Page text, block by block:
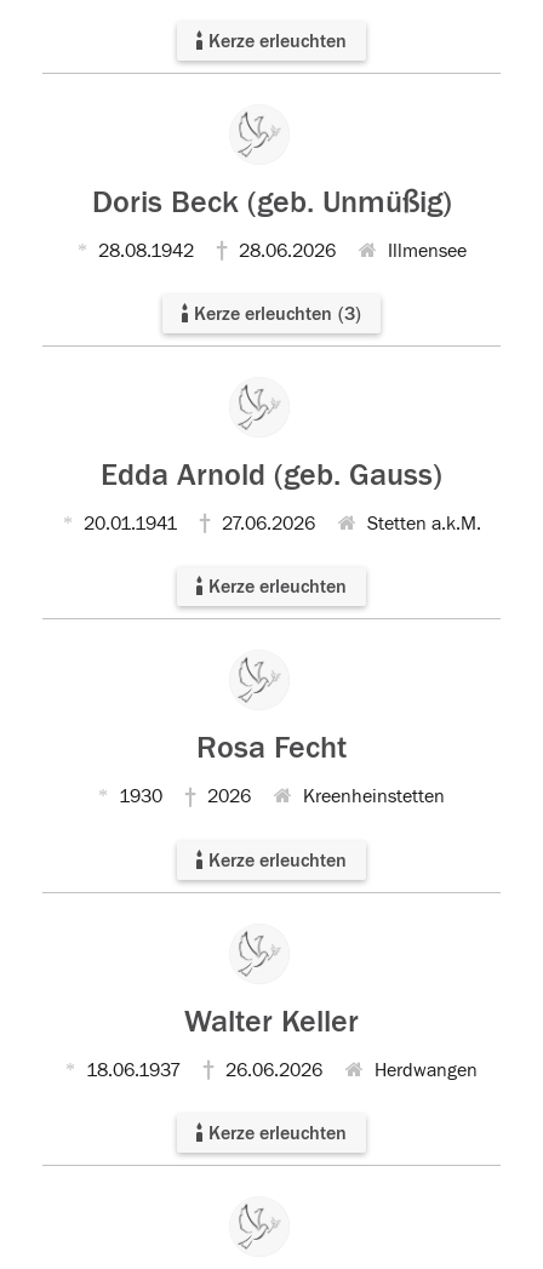
Kerze erleuchten
Doris Beck (geb. Unmüßig)
28.08.1942 28.06.2026 Illmensee
Kerze erleuchten (3)
Edda Arnold (geb. Gauss)
20.01.1941 27.06.2026 Stetten a.k.M.
Kerze erleuchten
Rosa Fecht
1930 2026 Kreenheinstetten
Kerze erleuchten
Walter Keller
18.06.1937 26.06.2026 Herdwangen
Kerze erleuchten